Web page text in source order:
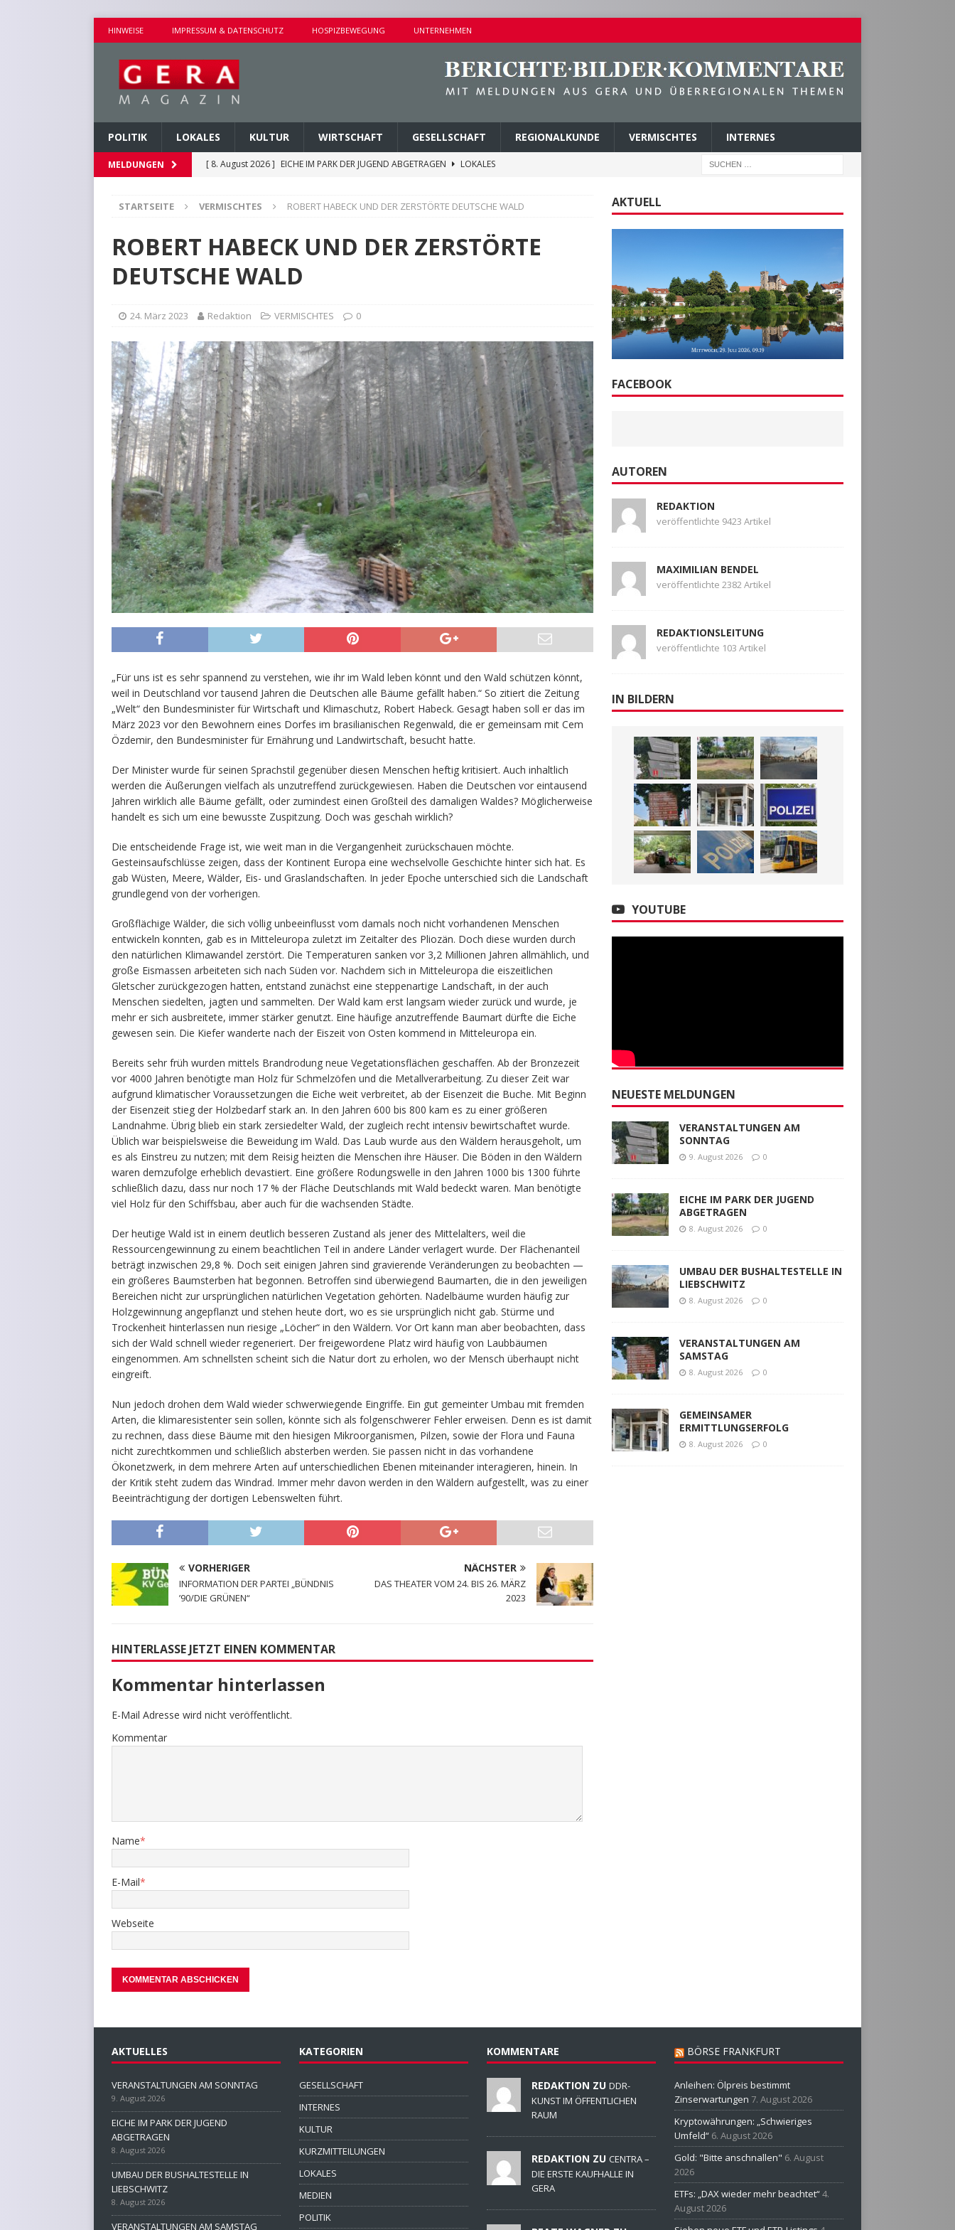
HINWEISE IMPRESSUM & DATENSCHUTZ HOSPIZBEWEGUNG UNTERNEHMEN
POLITIK LOKALES KULTUR WIRTSCHAFT GESELLSCHAFT REGIONALKUNDE VERMISCHTES INTERNES
MELDUNGEN [ 8. August 2026 ] UMBAU DER BUSHALTESTELLE IN LIEBSCHWITZ
LOKALES
[ 8. August 2026 ]
GEMEINSAMER ERMITTLUNGSERFOLG
POLIZEIBERICHTE
[ 9. August 2026 ] VERANSTALTUNGEN AM SONNTAG
KURZMITTEILUNGEN
STARTSEITE VERMISCHTES ROBERT HABECK UND DER ZERSTÖRTE DEUTSCHE WALD
ROBERT HABECK UND DER ZERSTÖRTE
DEUTSCHE WALD
24. März 2023 Redaktion VERMISCHTES 0
„Für uns ist es sehr spannend zu verstehen, wie ihr im Wald leben könnt und den Wald schützen könnt,
weil in Deutschland vor tausend Jahren die Deutschen alle Bäume gefällt haben.“ So zitiert die Zeitung
„Welt“ den Bundesminister für Wirtschaft und Klimaschutz, Robert Habeck. Gesagt haben soll er das im
März 2023 vor den Bewohnern eines Dorfes im brasilianischen Regenwald, die er gemeinsam mit Cem
Özdemir, den Bundesminister für Ernährung und Landwirtschaft, besucht hatte.
Der Minister wurde für seinen Sprachstil gegenüber diesen Menschen heftig kritisiert. Auch inhaltlich
werden die Äußerungen vielfach als unzutreffend zurückgewiesen. Haben die Deutschen vor eintausend
Jahren wirklich alle Bäume gefällt, oder zumindest einen Großteil des damaligen Waldes? Möglicherweise
handelt es sich um eine bewusste Zuspitzung. Doch was geschah wirklich?
Die entscheidende Frage ist, wie weit man in die Vergangenheit zurückschauen möchte.
Gesteinsaufschlüsse zeigen, dass der Kontinent Europa eine wechselvolle Geschichte hinter sich hat. Es
gab Wüsten, Meere, Wälder, Eis- und Graslandschaften. In jeder Epoche unterschied sich die Landschaft
grundlegend von der vorherigen.
Großflächige Wälder, die sich völlig unbeeinflusst vom damals noch nicht vorhandenen Menschen
entwickeln konnten, gab es in Mitteleuropa zuletzt im Zeitalter des Pliozän. Doch diese wurden durch
den natürlichen Klimawandel zerstört. Die Temperaturen sanken vor 3,2 Millionen Jahren allmählich, und
große Eismassen arbeiteten sich nach Süden vor. Nachdem sich in Mitteleuropa die eiszeitlichen
Gletscher zurückgezogen hatten, entstand zunächst eine steppenartige Landschaft, in der auch
Menschen siedelten, jagten und sammelten. Der Wald kam erst langsam wieder zurück und wurde, je
mehr er sich ausbreitete, immer stärker genutzt. Eine häufige anzutreffende Baumart dürfte die Eiche
gewesen sein. Die Kiefer wanderte nach der Eiszeit von Osten kommend in Mitteleuropa ein.
Bereits sehr früh wurden mittels Brandrodung neue Vegetationsflächen geschaffen. Ab der Bronzezeit
vor 4000 Jahren benötigte man Holz für Schmelzöfen und die Metallverarbeitung. Zu dieser Zeit war
aufgrund klimatischer Voraussetzungen die Eiche weit verbreitet, ab der Eisenzeit die Buche. Mit Beginn
der Eisenzeit stieg der Holzbedarf stark an. In den Jahren 600 bis 800 kam es zu einer größeren
Landnahme. Übrig blieb ein stark zersiedelter Wald, der zugleich recht intensiv bewirtschaftet wurde.
Üblich war beispielsweise die Beweidung im Wald. Das Laub wurde aus den Wäldern herausgeholt, um
es als Einstreu zu nutzen; mit dem Reisig heizten die Menschen ihre Häuser. Die Böden in den Wäldern
waren demzufolge erheblich devastiert. Eine größere Rodungswelle in den Jahren 1000 bis 1300 führte
schließlich dazu, dass nur noch 17 % der Fläche Deutschlands mit Wald bedeckt waren. Man benötigte
viel Holz für den Schiffsbau, aber auch für die wachsenden Städte.
Der heutige Wald ist in einem deutlich besseren Zustand als jener des Mittelalters, weil die
Ressourcengewinnung zu einem beachtlichen Teil in andere Länder verlagert wurde. Der Flächenanteil
beträgt inzwischen 29,8 %. Doch seit einigen Jahren sind gravierende Veränderungen zu beobachten —
ein größeres Baumsterben hat begonnen. Betroffen sind überwiegend Baumarten, die in den jeweiligen
Bereichen nicht zur ursprünglichen natürlichen Vegetation gehörten. Nadelbäume wurden häufig zur
Holzgewinnung angepflanzt und stehen heute dort, wo es sie ursprünglich nicht gab. Stürme und
Trockenheit hinterlassen nun riesige „Löcher“ in den Wäldern. Vor Ort kann man aber beobachten, dass
sich der Wald schnell wieder regeneriert. Der freigewordene Platz wird häufig von Laubbäumen
eingenommen. Am schnellsten scheint sich die Natur dort zu erholen, wo der Mensch überhaupt nicht
eingreift.
Nun jedoch drohen dem Wald wieder schwerwiegende Eingriffe. Ein gut gemeinter Umbau mit fremden
Arten, die klimaresistenter sein sollen, könnte sich als folgenschwerer Fehler erweisen. Denn es ist damit
zu rechnen, dass diese Bäume mit den hiesigen Mikroorganismen, Pilzen, sowie der Flora und Fauna
nicht zurechtkommen und schließlich absterben werden. Sie passen nicht in das vorhandene
Ökonetzwerk, in dem mehrere Arten auf unterschiedlichen Ebenen miteinander interagieren, hinein. In
der Kritik steht zudem das Windrad. Immer mehr davon werden in den Wäldern aufgestellt, was zu einer
Beeinträchtigung der dortigen Lebenswelten führt.
VORHERIGER
INFORMATION DER PARTEI „BÜNDNIS
’90/DIE GRÜNEN“
NÄCHSTER
DAS THEATER VOM 24. BIS 26. MÄRZ
2023
HINTERLASSE JETZT EINEN KOMMENTAR
Kommentar hinterlassen
E-Mail Adresse wird nicht veröffentlicht.
Kommentar
Name*
E-Mail*
Webseite
AKTUELL
FACEBOOK
AUTOREN
REDAKTION
veröffentlichte 9423 Artikel
MAXIMILIAN BENDEL
veröffentlichte 2382 Artikel
REDAKTIONSLEITUNG
veröffentlichte 103 Artikel
IN BILDERN
YOUTUBE
NEUESTE MELDUNGEN
VERANSTALTUNGEN AM
SONNTAG
9. August 2026 0
EICHE IM PARK DER JUGEND
ABGETRAGEN
8. August 2026 0
UMBAU DER BUSHALTESTELLE IN
LIEBSCHWITZ
8. August 2026 0
VERANSTALTUNGEN AM
SAMSTAG
8. August 2026 0
GEMEINSAMER
ERMITTLUNGSERFOLG
8. August 2026 0
AKTUELLES
VERANSTALTUNGEN AM SONNTAG
9. August 2026
EICHE IM PARK DER JUGEND
ABGETRAGEN
8. August 2026
UMBAU DER BUSHALTESTELLE IN
LIEBSCHWITZ
8. August 2026
VERANSTALTUNGEN AM SAMSTAG
KATEGORIEN
GESELLSCHAFT
INTERNES
KULTUR
KURZMITTEILUNGEN
LOKALES
MEDIEN
POLITIK
KOMMENTARE
REDAKTION ZU DDR-
KUNST IM ÖFFENTLICHEN
RAUM
REDAKTION ZU CENTRA –
DIE ERSTE KAUFHALLE IN
GERA
BÖRSE FRANKFURT
Anleihen: Ölpreis bestimmt
Zinserwartungen 7. August 2026
Kryptowährungen: „Schwieriges
Umfeld“ 6. August 2026
Gold: "Bitte anschnallen" 6. August
2026
ETFs: „DAX wieder mehr beachtet“4.
August 2026